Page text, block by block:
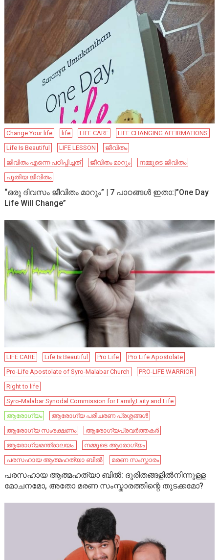
Change Your life life LIFE CARE
LIFE CHANGING AFFIRMATIONS
Life Is Beautiful
LIFE LESSON
ജീവിതം
ജീവിതം എന്നെ പഠിപ്പിച്ചത്
ജീവിതം മാറും
നമ്മുടെ ജീവിതം
പുതിയ ജീവിതം
“ഒരു ദിവസം ജീവിതം മാറും” | 7 പാഠങ്ങൾ ഇതാ:|”One Day
Life Will Change”
LIFE CARE Life Is Beautiful Pro Life
Pro Life Apostolate
Pro-Life Apostolate of Syro-Malabar Church
PRO-LIFE WARRIOR
Right to life
Syro-Malabar Synodal Commission for Family,Laity and Life
ആരോഗ്യം
ആരോഗ്യ പരിചരണ പ്രശ്നങ്ങൾ
ആരോഗ്യ സംരക്ഷണം
ആരോഗ്യപ്രവർത്തകർ
ആരോഗ്യമന്ത്രാലയം.
നമ്മുടെ ആരോഗ്യം
പരസഹായ ആത്മഹത്യാ ബിൽ
മരണ സംസ്കാരം
പരസഹായ ആത്മഹത്യാ ബിൽ: ദുരിതങ്ങളിൽനിന്നുള്ള
മോചനമോ, അതോ മരണ സംസ്കാരത്തിന്റെ തുടക്കമോ?